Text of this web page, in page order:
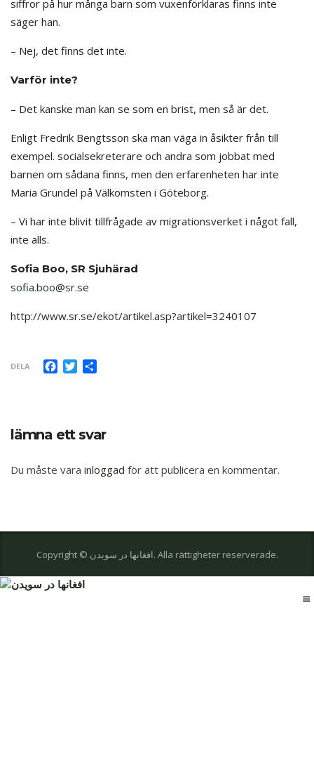
siffror på hur många barn som vuxenförklaras finns inte
säger han.
– Nej, det finns det inte.
Varför inte?
– Det kanske man kan se som en brist, men så är det.
Enligt Fredrik Bengtsson ska man väga in åsikter från till
exempel. socialsekreterare och andra som jobbat med
barnen om sådana finns, men den erfarenheten har inte
Maria Grundel på Välkomsten i Göteborg.
– Vi har inte blivit tillfrågade av migrationsverket i något fall,
inte alls.
Sofia Boo, SR Sjuhärad
sofia.boo@sr.se
http://www.sr.se/ekot/artikel.asp?artikel=3240107
DELA Facebook
Twitter
lämna ett svar
Du måste vara inloggad för att publicera en kommentar.
Copyright © افغانها در سویدن. Alla rättigheter reserverade.